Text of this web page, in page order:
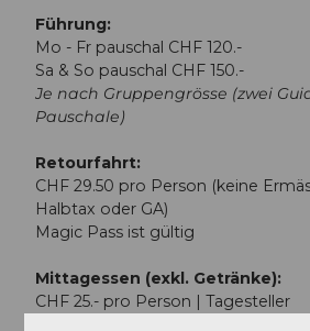
Führung:
Mo - Fr pauschal CHF 120.-
Sa & So pauschal CHF 150.-
Je nach Gruppengrösse (zwei
Pauschale)
Retourfahrt:
CHF 29.50 pro Person (keine
Halbtax oder GA)
Magic Pass ist gültig
Mittagessen (exkl. Getränke):
CHF 25.- pro Person | Tagesteller